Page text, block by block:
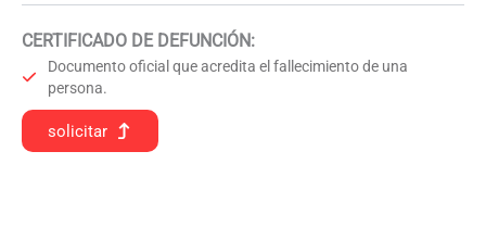
CERTIFICADO DE DEFUNCIÓN:
Documento oficial que acredita el fallecimiento de una
persona.
solicitar